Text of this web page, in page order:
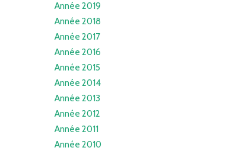
Année 2019
Année 2018
Année 2017
Année 2016
Année 2015
Année 2014
Année 2013
Année 2012
Année 2011
Année 2010